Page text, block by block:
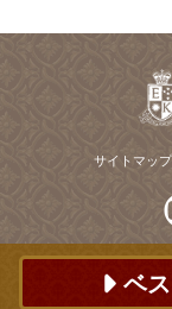
ベ
サイトマップ
©